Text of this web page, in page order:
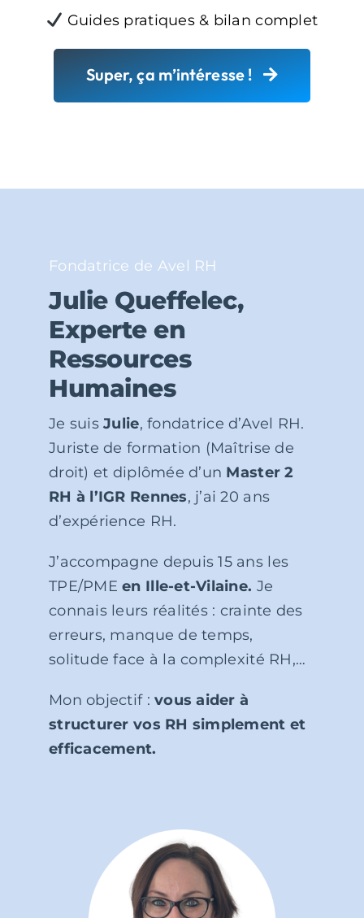
Guides pratiques & bilan complet
Super, ça m’intéresse !
Fondatrice de Avel RH
Julie Queffelec,
Experte en
Ressources
Humaines
Je suisJulie, fondatrice d’Avel RH.
Juriste de formation (Maîtrise de
droit) et diplômée d’un Master 2
RH à l’IGR Rennes, j’ai 20 ans
d’expérience RH.
J’accompagne depuis 15 ans les
TPE/PMEen Ille-et-Vilaine. Je
connais leurs réalités : crainte des
erreurs, manque de temps,
solitude face à la complexité RH,…
Mon objectif :vous aider à
structurer vos RH simplement et
efficacement.